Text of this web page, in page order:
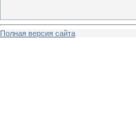
Полная версия сайта